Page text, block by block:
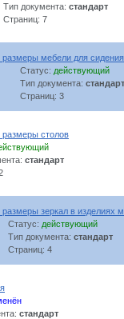
Тип документа: стандарт
Страниц: 7
мебели для
Статус: действующий
Тип документа: стандарт
Страниц: 3
столов
стандарт
зеркал в изделиях
Статус: действующий
Тип документа: стандарт
Страниц: 4
стандарт